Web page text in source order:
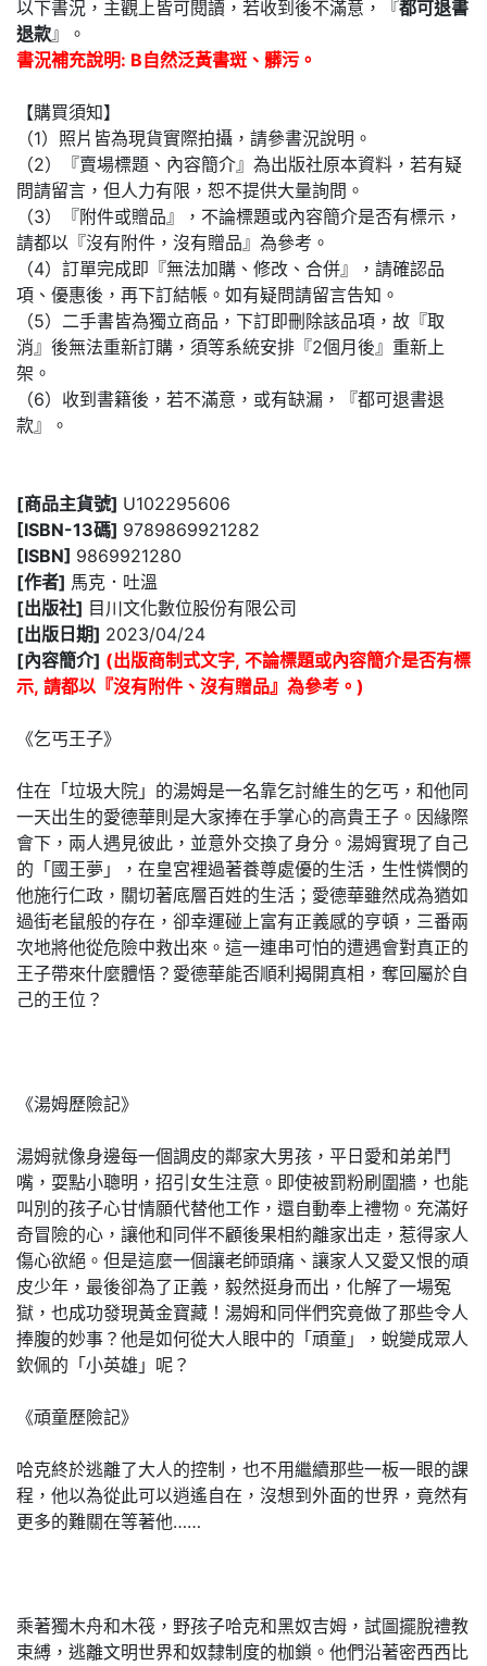
以下書況，主觀上皆可閱讀，若收到後不滿意，『都可退書
退款』。
書況補充說明: B自然泛黃書斑、髒污。
【購買須知】
（1）照片皆為現貨實際拍攝，請參書況說明。
（2）『賣場標題、內容簡介』為出版社原本資料，若有疑
問請留言，但人力有限，恕不提供大量詢問。
（3）『附件或贈品』，不論標題或內容簡介是否有標示，
請都以『沒有附件，沒有贈品』為參考。
（4）訂單完成即『無法加購、修改、合併』，請確認品
項、優惠後，再下訂結帳。如有疑問請留言告知。
（5）二手書皆為獨立商品，下訂即刪除該品項，故『取
消』後無法重新訂購，須等系統安排『2個月後』重新上
架。
（6）收到書籍後，若不滿意，或有缺漏，『都可退書退
款』。
[商品主貨號] U102295606
[ISBN-13碼] 9789869921282
[ISBN] 9869921280
[作者] 馬克．吐溫
[出版社] 目川文化數位股份有限公司
[出版日期] 2023/04/24
[內容簡介] (出版商制式文字, 不論標題或內容簡介是否有標
示, 請都以『沒有附件、沒有贈品』為參考。)
《乞丐王子》
住在「垃圾大院」的湯姆是一名靠乞討維生的乞丐，和他同
一天出生的愛德華則是大家捧在手掌心的高貴王子。因緣際
會下，兩人遇見彼此，並意外交換了身分。湯姆實現了自己
的「國王夢」，在皇宮裡過著養尊處優的生活，生性憐憫的
他施行仁政，關切著底層百姓的生活；愛德華雖然成為猶如
過街老鼠般的存在，卻幸運碰上富有正義感的亨頓，三番兩
次地將他從危險中救出來。這一連串可怕的遭遇會對真正的
王子帶來什麼體悟？愛德華能否順利揭開真相，奪回屬於自
己的王位？
《湯姆歷險記》
湯姆就像身邊每一個調皮的鄰家大男孩，平日愛和弟弟鬥
嘴，耍點小聰明，招引女生注意。即使被罰粉刷圍牆，也能
叫別的孩子心甘情願代替他工作，還自動奉上禮物。充滿好
奇冒險的心，讓他和同伴不顧後果相約離家出走，惹得家人
傷心欲絕。但是這麼一個讓老師頭痛、讓家人又愛又恨的頑
皮少年，最後卻為了正義，毅然挺身而出，化解了一場冤
獄，也成功發現黃金寶藏！湯姆和同伴們究竟做了那些令人
捧腹的妙事？他是如何從大人眼中的「頑童」，蛻變成眾人
欽佩的「小英雄」呢？
《頑童歷險記》
哈克終於逃離了大人的控制，也不用繼續那些一板一眼的課
程，他以為從此可以逍遙自在，沒想到外面的世界，竟然有
更多的難關在等著他……
乘著獨木舟和木筏，野孩子哈克和黑奴吉姆，試圖擺脫禮教
束縛，逃離文明世界和奴隸制度的枷鎖。他們沿著密西西比